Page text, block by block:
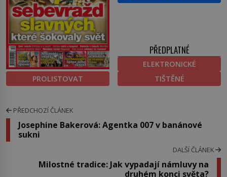
PROLISTOVAT
PŘEDPLATNÉ
ELEKTRONICKÉ
TIŠTĚNÉ
PŘEDCHOZÍ ČLÁNEK
Josephine Bakerová: Agentka 007 v banánové
sukni
DALŠÍ ČLÁNEK
Milostné tradice: Jak vypadají námluvy na
druhém konci světa?